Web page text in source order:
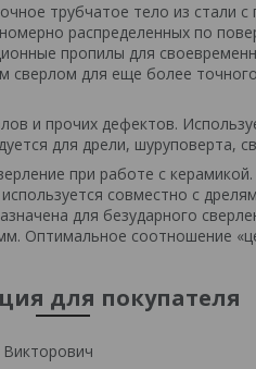
трубчатое тело из стали
распределенных по
пропилы для
для еще более
и прочих дефектов.
для дрели, шуруповерта,
при работе с
совместно с
для безударного
Оптимальное соотношение
для покупателя